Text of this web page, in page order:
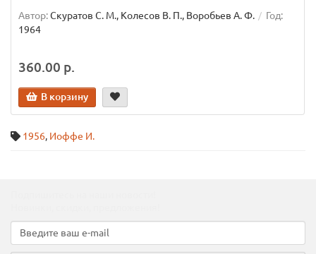
Автор:Скуратов С. М., Колесов В. П., Воробьев А. Ф.
Год:
1964
360.00 р.
В корзину
1956, Иоффе И.